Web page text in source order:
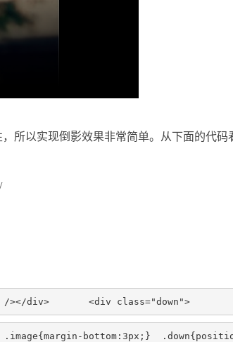
，所以实现倒影效果非常简单。从下面的代码
/></div>       <div
.image{margin-bottom:3px;}